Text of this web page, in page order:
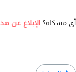
أي مشكلة؟ الإبلاغ عن